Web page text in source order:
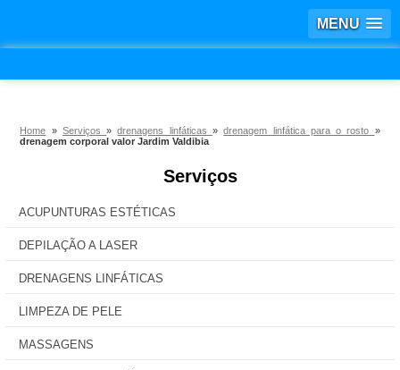
MENU
Home » Serviços»drenagens linfáticas »drenagem linfática para o rosto »
drenagem corporal valor Jardim Valdibia
Serviços
ACUPUNTURAS ESTÉTICAS
DEPILAÇÃO A LASER
DRENAGENS LINFÁTICAS
LIMPEZA DE PELE
MASSAGENS